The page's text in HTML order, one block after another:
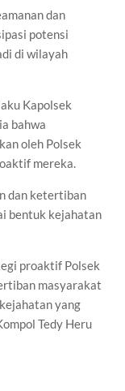
dan
potensi
di wilayah
Kapolsek
bahwa
oleh Polsek
mereka.
dan ketertiban
bentuk kejahatan
proaktif Polsek
masyarakat
yang
Tedy Heru